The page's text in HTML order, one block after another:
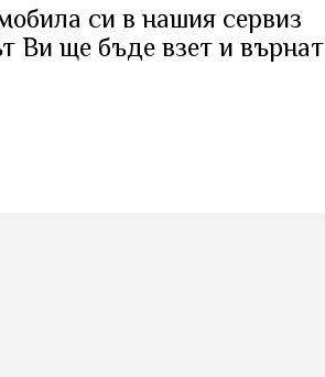
си в нашия сервиз
Ви ще бъде взет и върнат